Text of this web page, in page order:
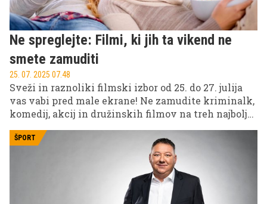
Ne spreglejte: Filmi, ki jih ta vikend ne
smete zamuditi
25. 07. 2025 07.48
Sveži in raznoliki filmski izbor od 25. do 27. julija
vas vabi pred male ekrane! Ne zamudite kriminalk,
komedij, akcij in družinskih filmov na treh najbolj
TV, Kanal A in KINO.
ŠPORT